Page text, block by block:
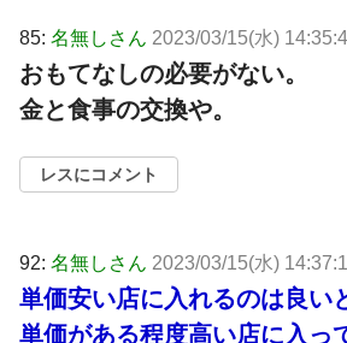
85: 名無しさん 2023/03/15(水)
おもてなしの必要がない。
金と食事の交換や。
レスにコメント
92: 名無しさん 2023/03/15(水)
単価安い店に入れるのは良い
単価がある程度高い店に入っ